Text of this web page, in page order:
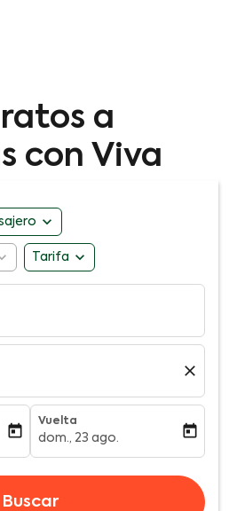
a
con Viva
expand_more
Tarifa expand_more
close
date-aria-label
today
Vuelta
fc-booking-return-date-aria-
dom., 23 ago. today
Buscar